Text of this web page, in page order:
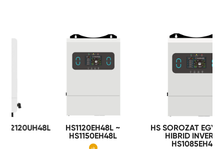
HS1120EH48L ~
HS1150EH48L
HS SOROZAT EGYFÁZISÚ
HIBRID INVERTER
HS1085EH48L